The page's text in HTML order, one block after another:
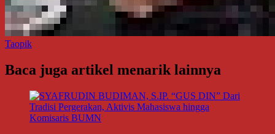
Taopik
Baca juga artikel menarik lainnya